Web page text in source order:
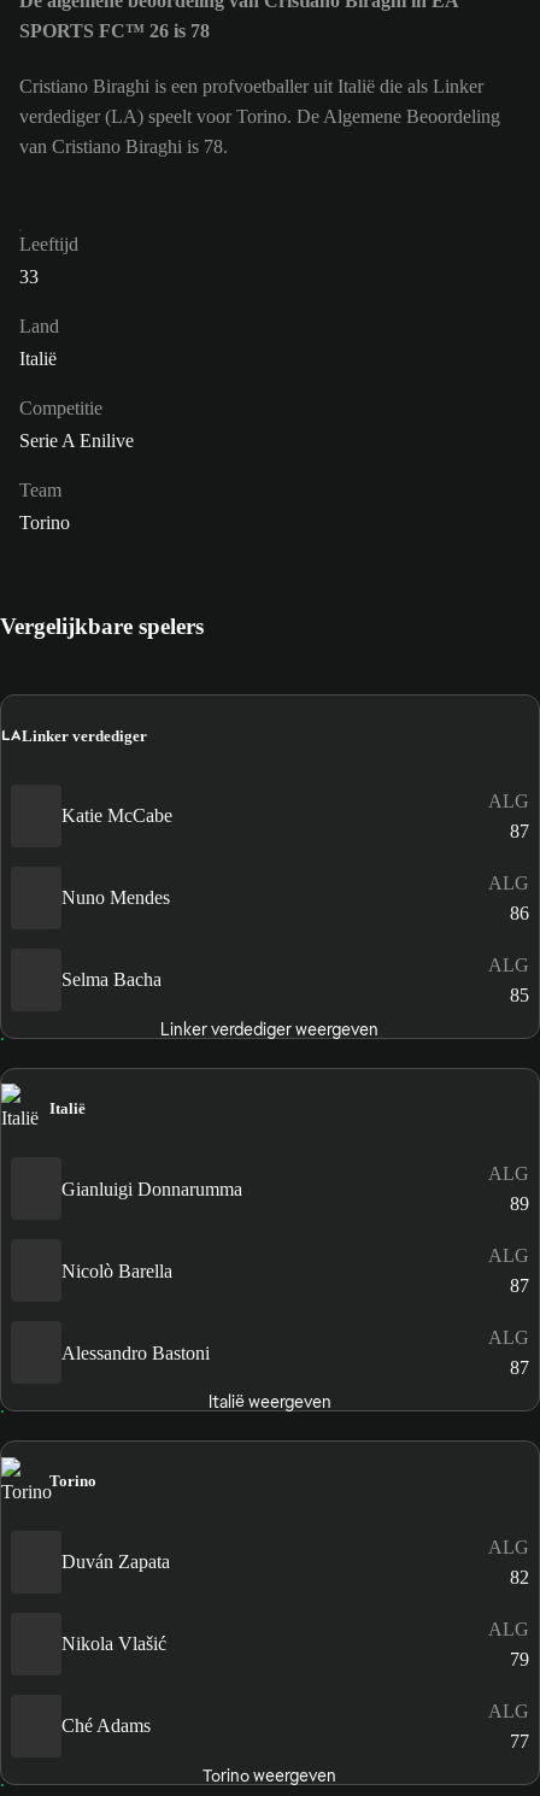
SPORTS FC™ 26 is 78
Cristiano Biraghi is een profvoetballer uit Italië die als Linker
verdediger (LA) speelt voor Torino. De Algemene Beoordeling
van Cristiano Biraghi is 78.
Leeftijd
33
Land
Italië
Competitie
Serie A Enilive
Team
Torino
Vergelijkbare spelers
LALinker verdediger
Katie McCabe
ALG
87
Nuno Mendes
ALG
86
Selma Bacha
ALG
85
Linker verdediger weergeven
Italië
Gianluigi Donnarumma
ALG
89
Nicolò Barella
ALG
87
Alessandro Bastoni
ALG
87
Italië weergeven
Torino
Duván Zapata
ALG
82
Nikola Vlašić
ALG
79
Ché Adams
ALG
77
Torino weergeven